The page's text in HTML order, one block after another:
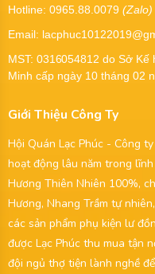
Hotline: 0965.88.0079 (Zalo)
Email:
MST: 0316054812 do Sở Kế
Minh cấp ngày 10 tháng 02
Giới Thiệu Công Ty
Hội Quán Lạc Phúc - Công
hoạt động lâu năm trong
Hương Thiên Nhiên 100%,
Hương, Nhang Trầm tự
các sản phẩm phụ kiện lư
được Lạc Phúc thu mua tận
đội ngủ thợ tiện lành nghề